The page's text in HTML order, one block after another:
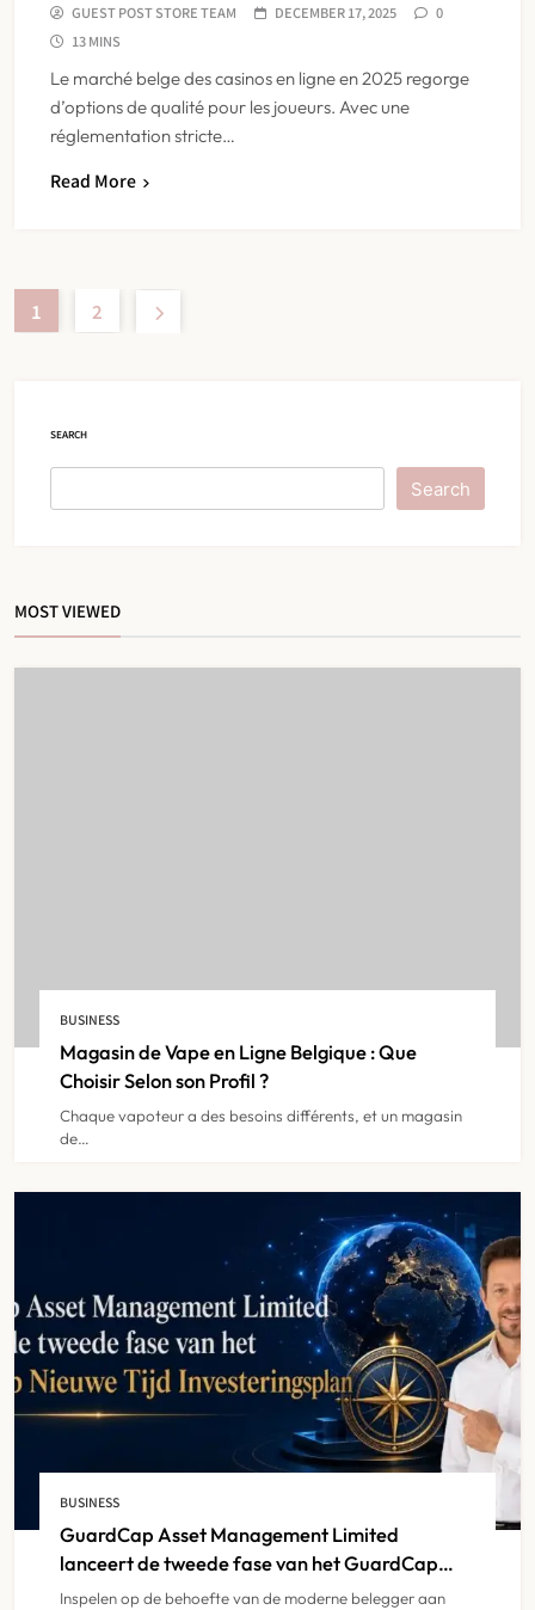
GUEST POST STORE TEAM DECEMBER 17, 2025
0
13 MINS
Le marché belge des casinos en ligne en 2025 regorge
d’options de qualité pour les joueurs. Avec une
réglementation stricte…
Read More
1 2
SEARCH
Search
MOST VIEWED
BUSINESS
Magasin de Vape en Ligne Belgique : Que
Choisir Selon son Profil ?
Chaque vapoteur a des besoins différents, et un magasin
de…
BUSINESS
GuardCap Asset Management Limited
lanceert de tweede fase van het GuardCap
Nieuwe Tijd Investeringsplan
Inspelen op de behoefte van de moderne belegger aan
des Prix en 2024
IPTV Belgie sur Smart TV : Tout ce
7
IPTV Abonnement België : Profitez
de la Musique et des Clips en
Continu
IPTV Abonnement België : Trouvez
IPTV